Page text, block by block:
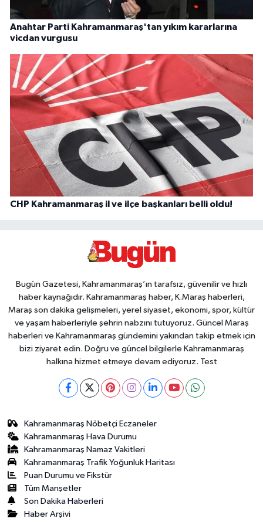
Anahtar Parti Kahramanmaraş'tan yıkım kararlarına
vicdan vurgusu
CHP Kahramanmaraş il ve ilçe başkanları belli oldu!
Bugün Gazetesi, Kahramanmaraş’ın tarafsız, güvenilir ve hızlı
haber kaynağıdır. Kahramanmaraş haber, K.Maraş haberleri,
Maraş son dakika gelişmeleri, yerel siyaset, ekonomi, spor, kültür
ve yaşam haberleriyle şehrin nabzını tutuyoruz. Güncel Maraş
haberleri ve Kahramanmaraş gündemini yakından takip etmek için
bizi ziyaret edin. Doğru ve güncel bilgilerle Kahramanmaraş
halkına hizmet etmeye devam ediyoruz. Test
Kahramanmaraş Nöbetçi Eczaneler
Kahramanmaraş Hava Durumu
Kahramanmaraş Namaz Vakitleri
Kahramanmaraş Trafik Yoğunluk Haritası
Puan Durumu ve Fikstür
Tüm Manşetler
Son Dakika Haberleri
Haber Arşivi